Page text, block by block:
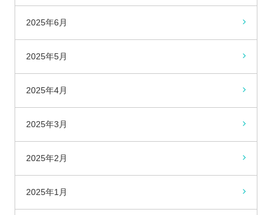
2025年6月
2025年5月
2025年4月
2025年3月
2025年2月
2025年1月